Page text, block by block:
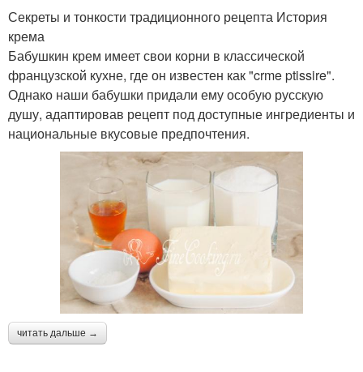
Секреты и тонкости традиционного рецепта История
крема
Бабушкин крем имеет свои корни в классической
французской кухне, где он известен как "crme ptissire".
Однако наши бабушки придали ему особую русскую
душу, адаптировав рецепт под доступные ингредиенты и
национальные вкусовые предпочтения.
читать дальше →